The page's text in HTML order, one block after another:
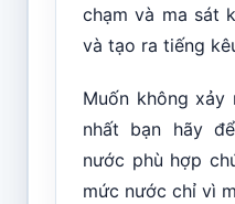
chạm và ma sát
và tạo ra tiếng
Muốn không
nhất bạn hãy
nước phù hợp
mức nước chỉ vì